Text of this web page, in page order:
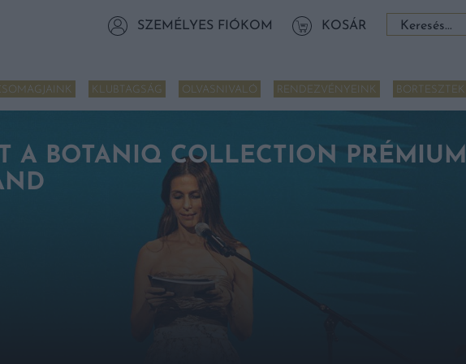
SZEMÉLYES FIÓKOM KOSÁR Keresés:
KLUBTAGSÁG OLVASNIVALÓ RENDEZVÉNYEINK BORTESZTEK
A BOTANIQ COLLECTION PRÉMIUM